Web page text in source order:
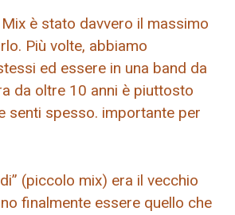
è stato davvero il massimo
Più volte, abbiamo
ed essere in una band da
da oltre 10 anni è piuttosto
senti spesso. importante per
(piccolo mix) era il vecchio
finalmente essere quello che